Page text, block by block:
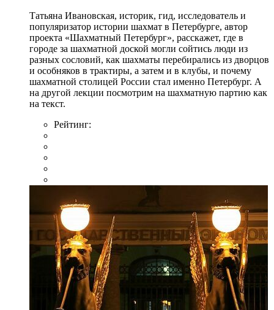
Татьяна Ивановская, историк, гид, исследователь и
популяризатор истории шахмат в Петербурге, автор
проекта «Шахматный Петербург», расскажет, где в
городе за шахматной доской могли сойтись люди из
разных сословий, как шахматы перебирались из дворцов
и особняков в трактиры, а затем и в клубы, и почему
шахматной столицей России стал именно Петербург. А
на другой лекции посмотрим на шахматную партию как
на текст.
Рейтинг: